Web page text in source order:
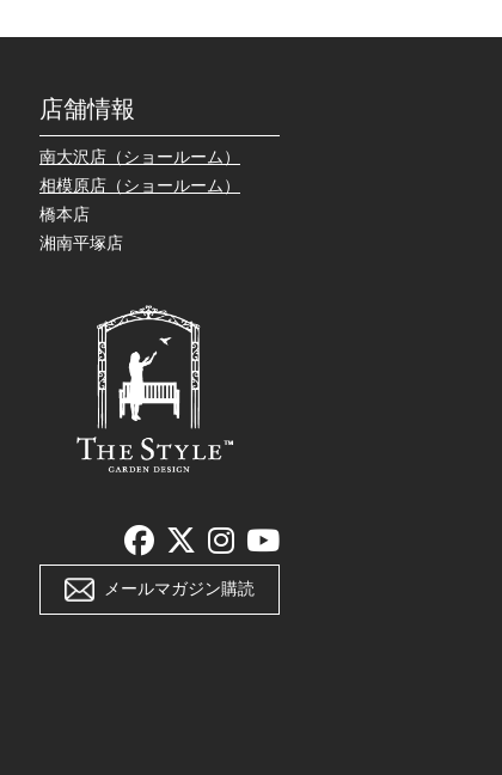
店舗情報
南大沢店（ショールーム）
相模原店（ショールーム）
橋本店
湘南平塚店
メールマガジン購読